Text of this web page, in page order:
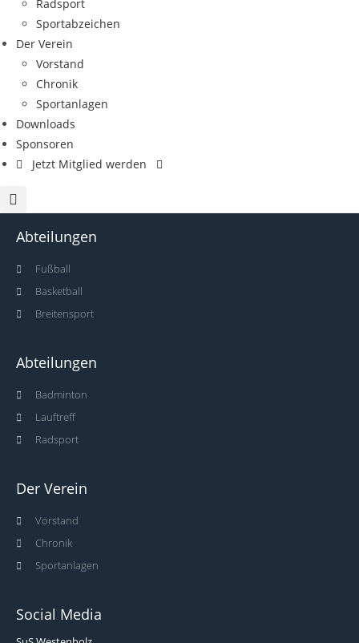
Radsport
Sportabzeichen
Der Verein
Vorstand
Chronik
Sportanlagen
Downloads
Sponsoren
Jetzt Mitglied werden
Abteilungen
Fußball
Basketball
Breitensport
Abteilungen
Badminton
Lauftreff
Radsport
Der Verein
Vorstand
Chronik
Sportanlagen
Social Media